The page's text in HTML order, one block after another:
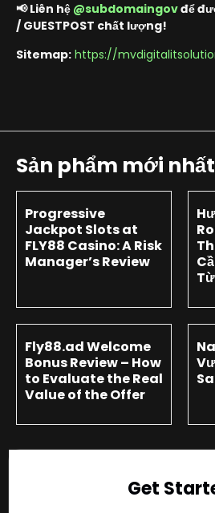
📢 Liên hệ @subdomaingovđể
/ GUESTPOST chất lượng!
Sitemap: https://
Sản phẩm mới nhất
Progressive
Jackpot Slots at
FLY88 Casino: A Risk
Manager’s Review
Fly88.ad Welcome
Bonus Review – How
to Evaluate the Real
Value of the Offer
Get